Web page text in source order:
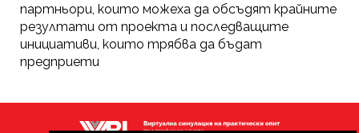
партньори, които можеха да обсъдят крайните
резултати от проекта и последващите
инициативи, които трябва да бъдат
предприети